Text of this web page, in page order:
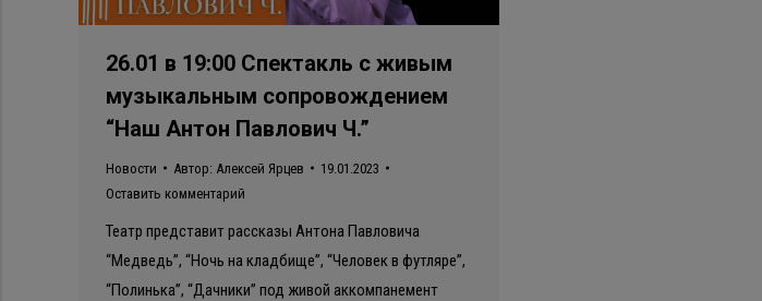
26.01 в 19:00 Спектакль с живым
музыкальным сопровождением
“Наш Антон Павлович Ч.”
Новости Автор: Алексей Ярцев
19.01.2023
Оставить комментарий
Театр представит рассказы Антона Павловича
“Медведь”, “Ночь на кладбище”, “Человек в футляре”,
“Полинька”, “Дачники” под живой аккомпанемент